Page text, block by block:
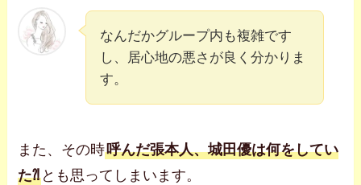
なんだかグループ内も複雑です
し、居心地の悪さが良く分かりま
す。
また、その時呼んだ張本人、城田優は何をしてい
た⁈ とも思ってしまいます。